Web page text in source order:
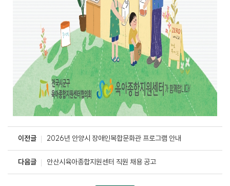
이전글 2026년 안양시 장애인복합문화관 프로그램 안내
다음글 안산시육아종합지원센터 직원 채용 공고